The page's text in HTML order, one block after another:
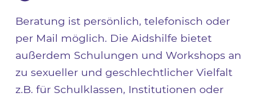
Beratung ist persönlich, telefonisch oder
per Mail möglich. Die Aidshilfe bietet
außerdem Schulungen und Workshops an
zu sexueller und geschlechtlicher Vielfalt
z.B. für Schulklassen, Institutionen oder